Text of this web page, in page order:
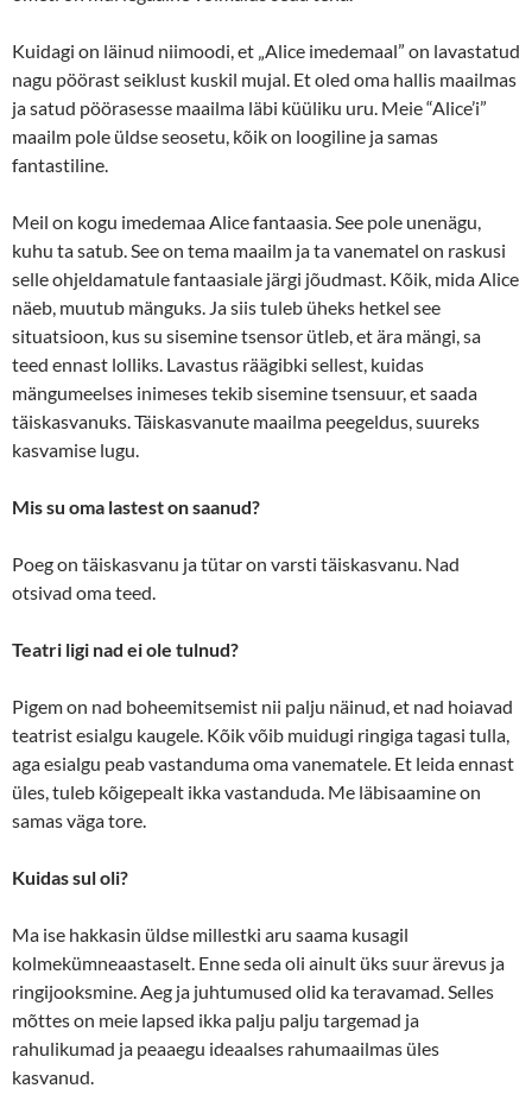
Kuidagi on läinud niimoodi, et „Alice imedemaal” on lavastatud
nagu pöörast seiklust kuskil mujal. Et oled oma hallis maailmas
ja satud pöörasesse maailma läbi küüliku uru. Meie “Alice’i”
maailm pole üldse seosetu, kõik on loogiline ja samas
fantastiline.
Meil on kogu imedemaa Alice fantaasia. See pole unenägu,
kuhu ta satub. See on tema maailm ja ta vanematel on raskusi
selle ohjeldamatule fantaasiale järgi jõudmast. Kõik, mida Alice
näeb, muutub mänguks. Ja siis tuleb üheks hetkel see
situatsioon, kus su sisemine tsensor ütleb, et ära mängi, sa
teed ennast lolliks. Lavastus räägibki sellest, kuidas
mängumeelses inimeses tekib sisemine tsensuur, et saada
täiskasvanuks. Täiskasvanute maailma peegeldus, suureks
kasvamise lugu.
Mis su oma lastest on saanud?
Poeg on täiskasvanu ja tütar on varsti täiskasvanu. Nad
otsivad oma teed.
Teatri ligi nad ei ole tulnud?
Pigem on nad boheemitsemist nii palju näinud, et nad hoiavad
teatrist esialgu kaugele. Kõik võib muidugi ringiga tagasi tulla,
aga esialgu peab vastanduma oma vanematele. Et leida ennast
üles, tuleb kõigepealt ikka vastanduda. Me läbisaamine on
samas väga tore.
Kuidas sul oli?
Ma ise hakkasin üldse millestki aru saama kusagil
kolmekümneaastaselt. Enne seda oli ainult üks suur ärevus ja
ringijooksmine. Aeg ja juhtumused olid ka teravamad. Selles
mõttes on meie lapsed ikka palju palju targemad ja
rahulikumad ja peaaegu ideaalses rahumaailmas üles
kasvanud.